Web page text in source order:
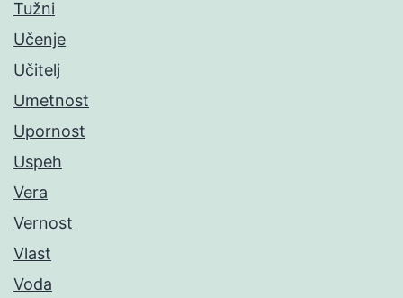
Tužni
Učenje
Učitelj
Umetnost
Upornost
Uspeh
Vera
Vernost
Vlast
Voda